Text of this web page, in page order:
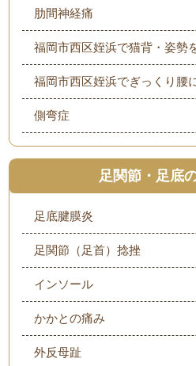
肋間神経痛
福岡市西区姪浜で猫背・姿勢
福岡市西区姪浜でぎっくり腰
側弯症
足関節・足底
足底腱膜炎
足関節（足首）捻挫
インソール
かかとの痛み
外反母趾